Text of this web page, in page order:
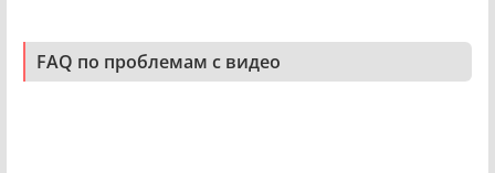
FAQ по проблемам с видео